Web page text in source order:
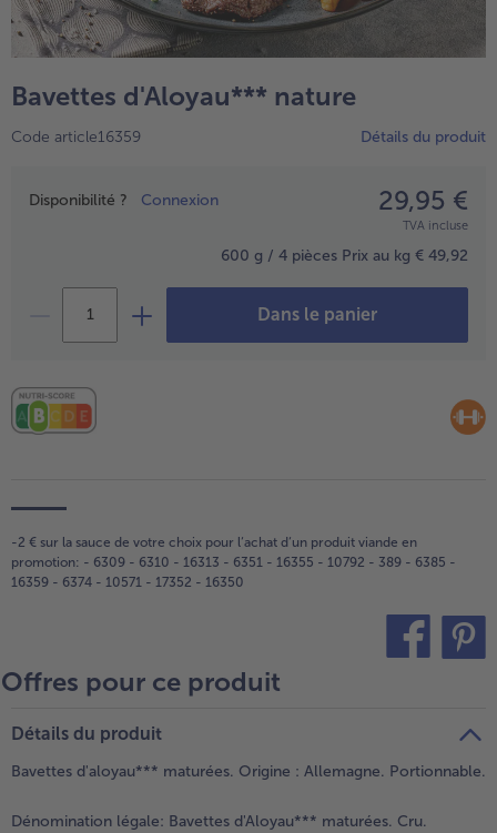
TousPlats cuisinés
Boulangerie & Pâtisserie
TousBoulangerie & Pâtisserie
TousEntrées, Apéritifs & Snacks
Produits non surgelés
TousProduits non surgelés
Bavettes d'Aloyau*** nature
Code article16359 Détails du produit
Prix
Disponibilité ? Connexion 29,95 €
TVA incluse
600 g / 4 pièces Prix au kg € 49,92
Dans le panier
-2 € sur la sauce de votre choix pour l‘achat d‘un produit viande en
promotion: - 6309 - 6310 - 16313 - 6351 - 16355 - 10792 - 389 - 6385 -
16359 - 6374 - 10571 - 17352 - 16350
Offres pour ce produit
Détails du produit
Bavettes d'aloyau*** maturées. Origine : Allemagne. Portionnable.
Dénomination légale: Bavettes d'Aloyau*** maturées. Cru.